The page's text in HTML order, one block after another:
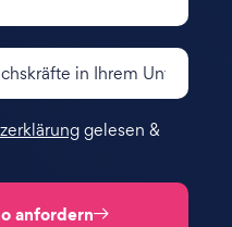
gelesen &
anfordern